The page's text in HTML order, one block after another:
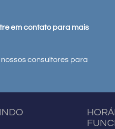
em contato para mais
consultores para